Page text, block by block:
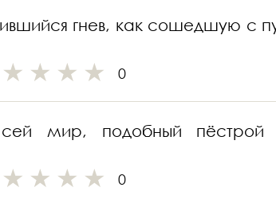
гнев, как сошедшую с
0
мир, подобный пёстрой
0